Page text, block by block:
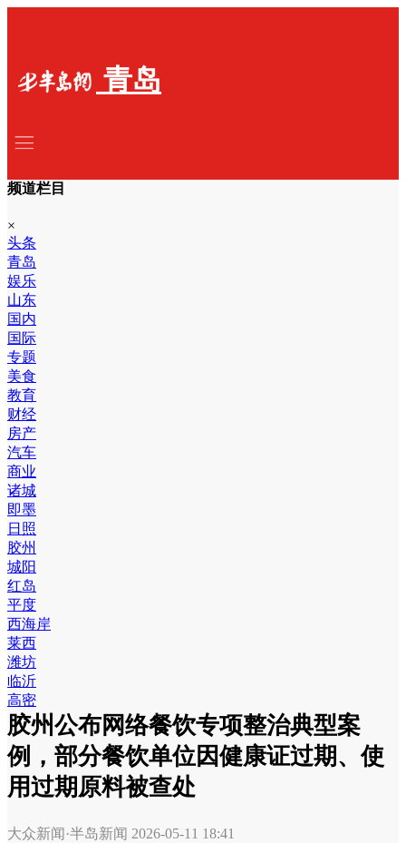
青岛
频道栏目
×
头条
青岛
娱乐
山东
国内
国际
专题
美食
教育
财经
房产
汽车
商业
诸城
即墨
日照
胶州
城阳
红岛
平度
西海岸
莱西
潍坊
临沂
高密
胶州公布网络餐饮专项整治典型案
例，部分餐饮单位因健康证过期、使
用过期原料被查处
大众新闻·半岛新闻 2026-05-11 18:41